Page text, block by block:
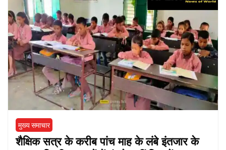
मुख्य समाचार
शैक्षिक सत्र के करीब पांच माह के लंबे इंतजार के